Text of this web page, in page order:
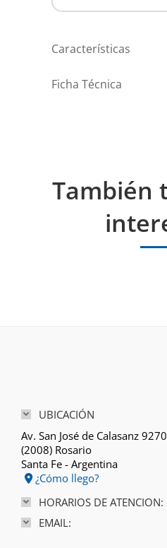
Características
Ficha Técnica
También
UBICACIÓN
Av. San José de Calasanz 9270
(2008) Rosario
Santa Fe - Argentina
¿Cómo llego?
HORARIOS DE ATENCION:
EMAIL: